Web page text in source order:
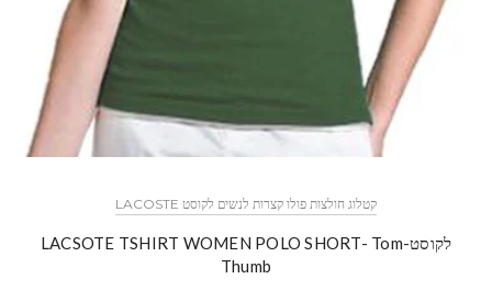
קטלוג חולצות פולו קצרות לנשים לקוסט LACOSTE
לקוסט-LACSOTE TSHIRT WOMEN POLO SHORT- Tom
Thumb